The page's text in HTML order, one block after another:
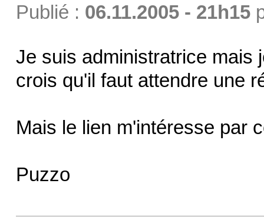
Publié : 06.11.2005 - 21h15
Je suis administratrice mais
crois qu'il faut attendre une
Mais le lien m'intéresse par
Puzzo